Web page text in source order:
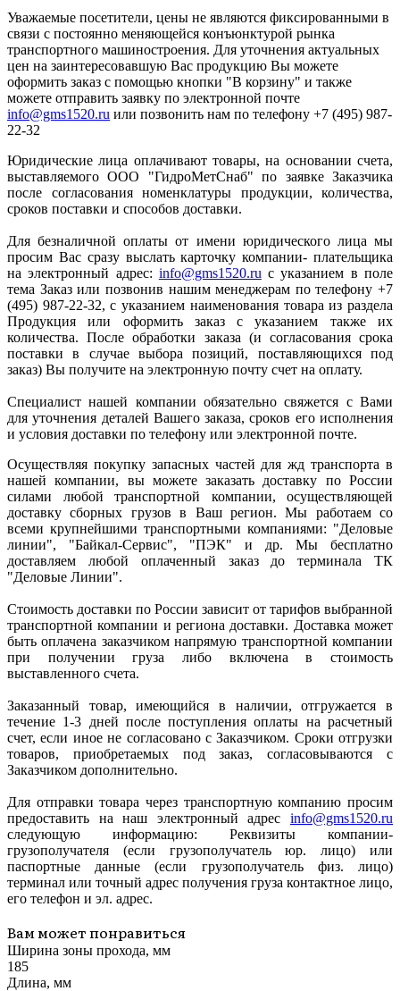
Уважаемые посетители, цены не являются фиксированными в
связи с постоянно меняющейся конъюнктурой рынка
транспортного машиностроения. Для уточнения актуальных
цен на заинтересовавшую Вас продукцию Вы можете
оформить заказ с помощью кнопки "В корзину" и также
можете отправить заявку по электронной почте
info@gms1520.ru или позвонить нам по телефону +7 (495) 987-
22-32
Юридические лица оплачивают товары, на основании счета,
выставляемого ООО "ГидроМетСнаб" по заявке Заказчика
после согласования номенклатуры продукции, количества,
сроков поставки и способов доставки.
Для безналичной оплаты от имени юридического лица мы
просим Вас сразу выслать карточку компании- плательщика
на электронный адрес: info@gms1520.ru с указанием в поле
тема Заказ или позвонив нашим менеджерам по телефону +7
(495) 987-22-32, с указанием наименования товара из раздела
Продукция или оформить заказ с указанием также их
количества. После обработки заказа (и согласования срока
поставки в случае выбора позиций, поставляющихся под
заказ) Вы получите на электронную почту счет на оплату.
Специалист нашей компании обязательно свяжется с Вами
для уточнения деталей Вашего заказа, сроков его исполнения
и условия доставки по телефону или электронной почте.
Осуществляя покупку запасных частей для жд транспорта в
нашей компании, вы можете заказать доставку по России
силами любой транспортной компании, осуществляющей
доставку сборных грузов в Ваш регион. Мы работаем со
всеми крупнейшими транспортными компаниями: "Деловые
линии", "Байкал-Сервис", "ПЭК" и др. Мы бесплатно
доставляем любой оплаченный заказ до терминала ТК
"Деловые Линии".
Стоимость доставки по России зависит от тарифов выбранной
транспортной компании и региона доставки. Доставка может
быть оплачена заказчиком напрямую транспортной компании
при получении груза либо включена в стоимость
выставленного счета.
Заказанный товар, имеющийся в наличии, отгружается в
течение 1-3 дней после поступления оплаты на расчетный
счет, если иное не согласовано с Заказчиком. Сроки отгрузки
товаров, приобретаемых под заказ, согласовываются с
Заказчиком дополнительно.
Для отправки товара через транспортную компанию просим
предоставить на наш электронный адрес info@gms1520.ru
следующую информацию: Реквизиты компании-
грузополучателя (если грузополучатель юр. лицо) или
паспортные данные (если грузополучатель физ. лицо)
терминал или точный адрес получения груза контактное лицо,
его телефон и эл. адрес.
Вам может понравиться
Ширина зоны прохода, мм
185
Длина, мм